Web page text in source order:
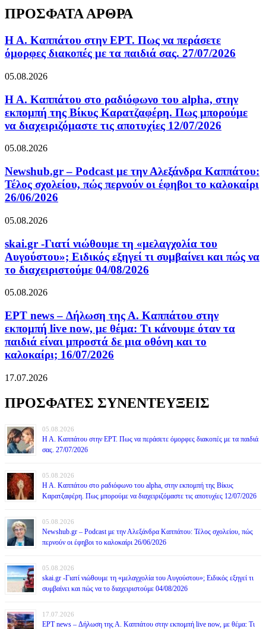
ΠΡΟΣΦΑΤΑ ΑΡΘΡΑ
Η Α. Καππάτου στην ΕΡΤ. Πως να περάσετε
όμορφες διακοπές με τα παιδιά σας. 27/07/2026
05.08.2026
Η Α. Καππάτου στο ραδιόφωνο του alpha, στην
εκπομπή της Βίκυς Καρατζαφέρη. Πως μπορούμε
να διαχειριζόμαστε τις αποτυχίες 12/07/2026
05.08.2026
Newshub.gr – Podcast με την Αλεξάνδρα Καππάτου:
Τέλος σχολείου, πώς περνούν οι έφηβοι το καλοκαίρι
26/06/2026
05.08.2026
skai.gr -Γιατί νιώθουμε τη «μελαγχολία του
Αυγούστου»; Ειδικός εξηγεί τι συμβαίνει και πώς να
το διαχειριστούμε 04/08/2026
05.08.2026
ΕΡΤ news – Δήλωση της Α. Καππάτου στην
εκπομπή live now, με θέμα: Τι κάνουμε όταν τα
παιδιά είναι μπροστά δε μια οθόνη και το
καλοκαίρι; 16/07/2026
17.07.2026
ΠΡΟΣΦΑΤΕΣ ΣΥΝΕΝΤΕΥΞΕΙΣ
05.08.2026
Η Α. Καππάτου στην ΕΡΤ. Πως να περάσετε όμορφες διακοπές με τα παιδιά
σας. 27/07/2026
05.08.2026
Η Α. Καππάτου στο ραδιόφωνο του alpha, στην εκπομπή της Βίκυς
Καρατζαφέρη. Πως μπορούμε να διαχειριζόμαστε τις αποτυχίες 12/07/2026
05.08.2026
Newshub.gr – Podcast με την Αλεξάνδρα Καππάτου: Τέλος σχολείου, πώς
περνούν οι έφηβοι το καλοκαίρι 26/06/2026
05.08.2026
skai.gr -Γιατί νιώθουμε τη «μελαγχολία του Αυγούστου»; Ειδικός εξηγεί τι
συμβαίνει και πώς να το διαχειριστούμε 04/08/2026
17.07.2026
ΕΡΤ news – Δήλωση της Α. Καππάτου στην εκπομπή live now, με θέμα: Τι